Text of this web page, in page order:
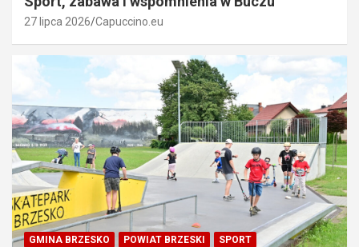
27 lipca 2026 Capuccino.eu
GMINA BRZESKO POWIAT BRZESKI SPORT